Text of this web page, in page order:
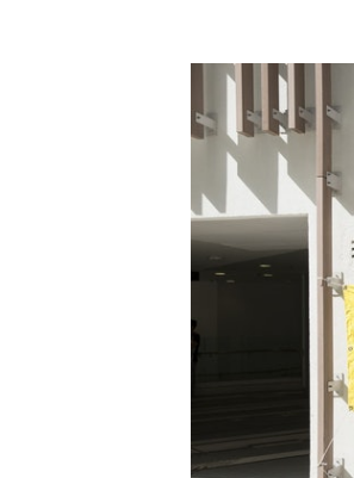
有政圈人士建議，區議會
三藩市市政選舉
至於三藩市亦
用。已登記郵寄